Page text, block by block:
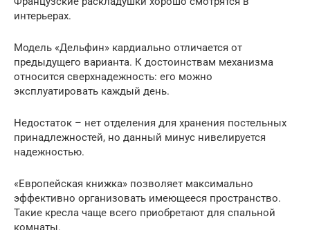
интерьерах.
Модель «Дельфин» кардиально отличается от
предыдущего варианта. К достоинствам механизма
относится сверхнадежность: его можно
эксплуатировать каждый день.
Недостаток – нет отделения для хранения постельных
принадлежностей, но данный минус нивелируется
надежностью.
«Европейская книжка» позволяет максимально
эффективно организовать имеющееся пространство.
Такие кресла чаще всего приобретают для спальной
комнаты.